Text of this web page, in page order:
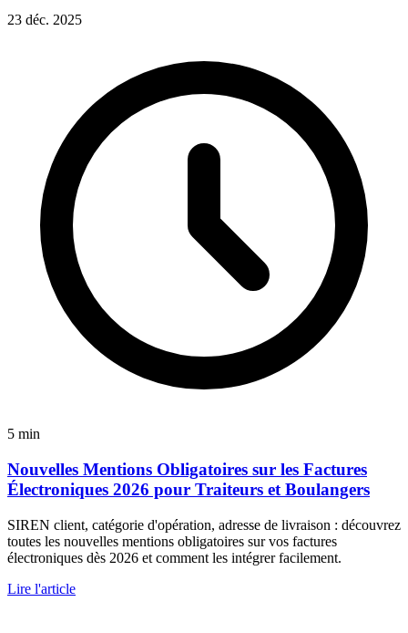
23 déc. 2025
5 min
Nouvelles Mentions Obligatoires sur les Factures
Électroniques 2026 pour Traiteurs et Boulangers
SIREN client, catégorie d'opération, adresse de livraison : découvrez
toutes les nouvelles mentions obligatoires sur vos factures
électroniques dès 2026 et comment les intégrer facilement.
Lire l'article